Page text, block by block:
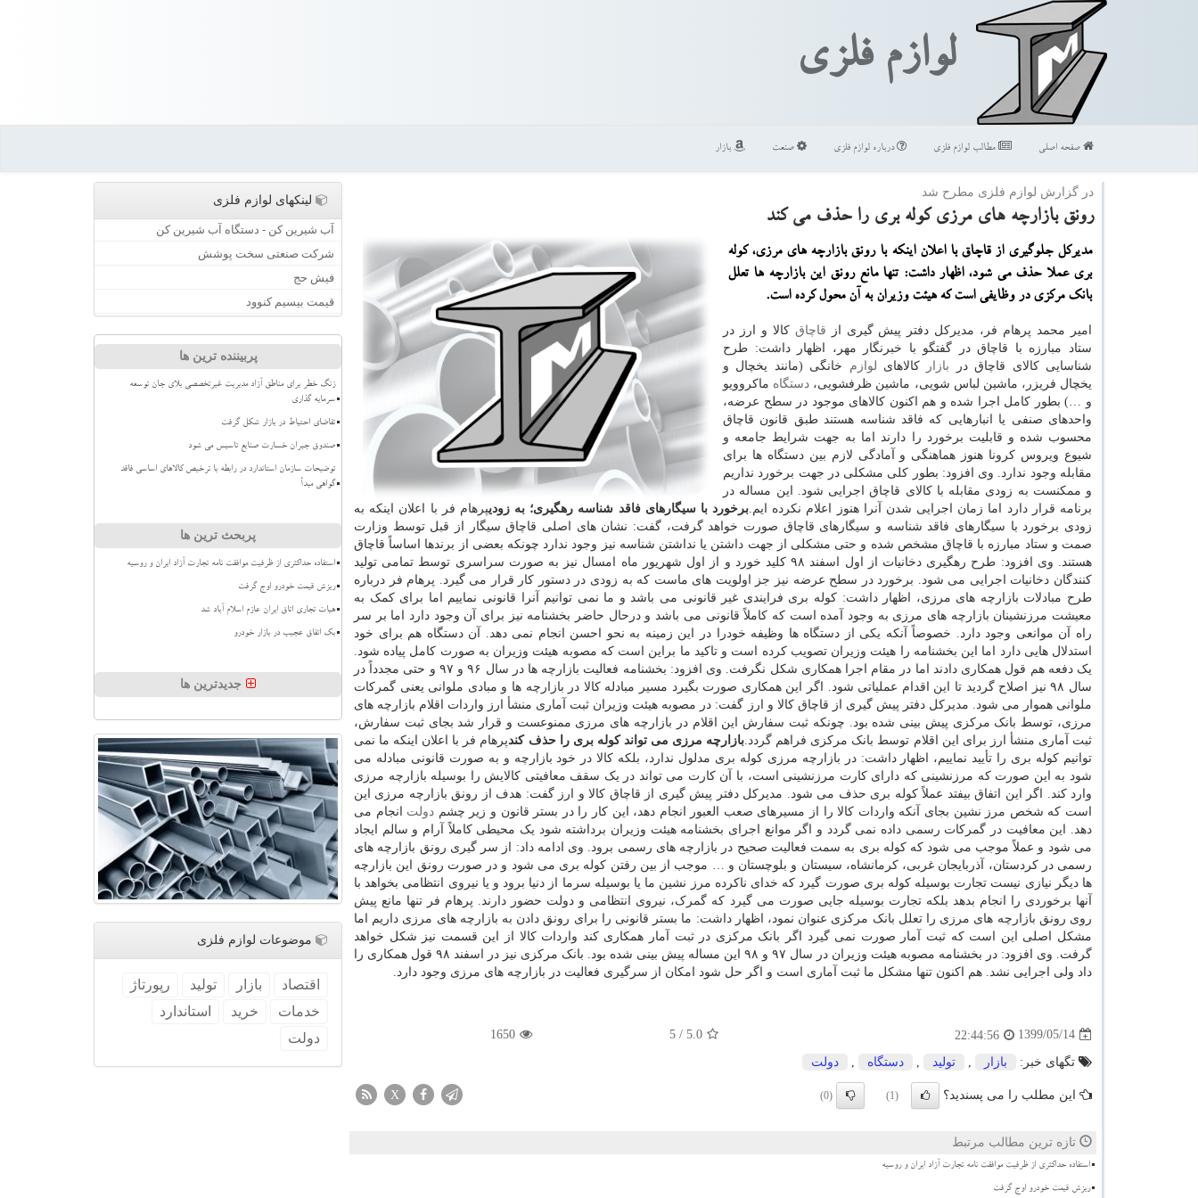
لوازم فلزی
صفحه اصلی مطالب لوازم فلزی درباره لوازم فلزی صنعت بازار
در گزارش لوازم فلزی مطرح شد
رونق بازارچه های مرزی كوله بری را حذف می كند
مدیركل جلوگیری از قاچاق با اعلان اینكه با رونق بازارچه های مرزی، كوله
بری عملا حذف می شود، اظهار داشت: تنها مانع رونق این بازارچه ها تعلل
بانك مركزی در وظایفی است كه هیئت وزیران به آن محول كرده است.
امیر محمد پرهام فر، مدیرکل دفتر پیش گیری از قاچاق کالا و ارز در
ستاد مبارزه با قاچاق در گفتگو با خبرنگار مهر، اظهار داشت: طرح
شناسایی کالای قاچاق در بازار کالاهای لوازم خانگی (مانند یخچال و
یخچال فریزر، ماشین لباس شویی، ماشین ظرفشویی، دستگاه ماکروویو
و …) بطور کامل اجرا شده و هم اکنون کالاهای موجود در سطح عرضه،
واحدهای صنفی یا انبارهایی که فاقد شناسه هستند طبق قانون قاچاق
محسوب شده و قابلیت برخورد را دارند اما به جهت شرایط جامعه و
شیوع ویروس کرونا هنوز هماهنگی و آمادگی لازم بین دستگاه ها برای
مقابله وجود ندارد. وی افزود: بطور کلی مشکلی در جهت برخورد نداریم
و ممکنست به زودی مقابله با کالای قاچاق اجرایی شود. این مساله در
برنامه قرار دارد اما زمان اجرایی شدن آنرا هنوز اعلام نکرده ایم.برخورد با سیگارهای فاقد شناسه رهگیری؛ به زودیپرهام فر با اعلان اینکه به
زودی برخورد با سیگارهای فاقد شناسه و سیگارهای قاچاق صورت خواهد گرفت، گفت: نشان های اصلی قاچاق سیگار از قبل توسط وزارت
صمت و ستاد مبارزه با قاچاق مشخص شده و حتی مشکلی از جهت داشتن یا نداشتن شناسه نیز وجود ندارد چونکه بعضی از برندها اساساً قاچاق
هستند. وی افزود: طرح رهگیری دخانیات از اول اسفند ۹۸ کلید خورد و از اول شهریور ماه امسال نیز به صورت سراسری توسط تمامی تولید
کنندگان دخانیات اجرایی می شود. برخورد در سطح عرضه نیز جز اولویت های ماست که به زودی در دستور کار قرار می گیرد. پرهام فر درباره
طرح مبادلات بازارچه های مرزی، اظهار داشت: کوله بری فرایندی غیر قانونی می باشد و ما نمی توانیم آنرا قانونی نماییم اما برای کمک به
معیشت مرزنشینان بازارچه های مرزی به وجود آمده است که کاملاً قانونی می باشد و درحال حاضر بخشنامه نیز برای آن وجود دارد اما بر سر
راه آن موانعی وجود دارد. خصوصاً آنکه یکی از دستگاه ها وظیفه خودرا در این زمینه به نحو احسن انجام نمی دهد. آن دستگاه هم برای خود
استدلال هایی دارد اما این بخشنامه را هیئت وزیران تصویب کرده است و تاکید ما براین است که مصوبه هیئت وزیران به صورت کامل پیاده شود.
یک دفعه هم قول همکاری دادند اما در مقام اجرا همکاری شکل نگرفت. وی افزود: بخشنامه فعالیت بازارچه ها در سال ۹۶ و ۹۷ و حتی مجدداً در
سال ۹۸ نیز اصلاح گردید تا این اقدام عملیاتی شود. اگر این همکاری صورت بگیرد مسیر مبادله کالا در بازارچه ها و مبادی ملوانی یعنی گمرکات
ملوانی هموار می شود. مدیرکل دفتر پیش گیری از قاچاق کالا و ارز گفت: در مصوبه هیئت وزیران ثبت آماری منشأ ارز واردات اقلام بازارچه های
مرزی، توسط بانک مرکزی پیش بینی شده بود. چونکه ثبت سفارش این اقلام در بازارچه های مرزی ممنوعست و قرار شد بجای ثبت سفارش،
ثبت آماری منشأ ارز برای این اقلام توسط بانک مرکزی فراهم گردد.بازارچه مرزی می تواند کوله بری را حذف کندپرهام فر با اعلان اینکه ما نمی
توانیم کوله بری را تأیید نماییم، اظهار داشت: در بازارچه مرزی کوله بری مدلول ندارد، بلکه کالا در خود بازارچه و به صورت قانونی مبادله می
شود به این صورت که مرزنشینی که دارای کارت مرزنشینی است، با آن کارت می تواند در یک سقف معافیتی کالایش را بوسیله بازارچه مرزی
وارد کند. اگر این اتفاق بیفتد عملاً کوله بری حذف می شود. مدیرکل دفتر پیش گیری از قاچاق کالا و ارز گفت: هدف از رونق بازارچه مرزی این
است که شخص مرز نشین بجای آنکه واردات کالا را از مسیرهای صعب العبور انجام دهد، این کار را در بستر قانون و زیر چشم دولت انجام می
دهد. این معافیت در گمرکات رسمی داده نمی گردد و اگر موانع اجرای بخشنامه هیئت وزیران برداشته شود یک محیطی کاملاً آرام و سالم ایجاد
می شود و عملاً موجب می شود که کوله بری به سمت فعالیت صحیح در بازارچه های رسمی برود. وی ادامه داد: از سر گیری رونق بازارچه های
رسمی در کردستان، آذربایجان غربی، کرمانشاه، سیستان و بلوچستان و … موجب از بین رفتن کوله بری می شود و در صورت رونق این بازارچه
ها دیگر نیازی نیست تجارت بوسیله کوله بری صورت گیرد که خدای ناکرده مرز نشین ما یا بوسیله سرما از دنیا برود و یا نیروی انتظامی بخواهد با
آنها برخوردی را انجام بدهد بلکه تجارت بوسیله جایی صورت می گیرد که گمرک، نیروی انتظامی و دولت حضور دارند. پرهام فر تنها مانع پیش
روی رونق بازارچه های مرزی را تعلل بانک مرکزی عنوان نمود، اظهار داشت: ما بستر قانونی را برای رونق دادن به بازارچه های مرزی داریم اما
مشکل اصلی این است که ثبت آمار صورت نمی گیرد اگر بانک مرکزی در ثبت آمار همکاری کند واردات کالا از این قسمت نیز شکل خواهد
گرفت. وی افزود: در بخشنامه مصوبه هیئت وزیران در سال ۹۷ و ۹۸ این مساله پیش بینی شده بود. بانک مرکزی نیز در اسفند ۹۸ قول همکاری را
داد ولی اجرایی نشد. هم اکنون تنها مشکل ما ثبت آماری است و اگر حل شود امکان از سرگیری فعالیت در بازارچه های مرزی وجود دارد.
1399/05/14
22:44:56
5.0
/ 5
1650
تگهای خبر: بازار تولید دستگاه دولت
این مطلب را می پسندید؟ (1)
(0)
X
تازه ترین مطالب مرتبط
استفاده حداکثری از ظرفیت موافقت نامه تجارت آزاد ایران و روسیه
ریزش قیمت خودرو اوج گرفت
لینکهای لوازم فلزی
آب شیرین کن - دستگاه آب شیرین کن
شرکت صنعتی سخت پوشش
فیش حج
قیمت بیسیم کنوود
پربیننده ترین ها
زنگ خطر برای مناطق آزاد مدیریت غیرتخصصی بلای جان توسعه
سرمایه گذاری
تقاضای احتیاط در بازار شکل گرفت
صندوق جبران خسارت صنایع تاسیس می شود
توضیحات سازمان استاندارد در رابطه با ترخیص کالاهای اساسی فاقد
گواهی مبدأ
پربحث ترین ها
استفاده حداکثری از ظرفیت موافقت نامه تجارت آزاد ایران و روسیه
ریزش قیمت خودرو اوج گرفت
هیات تجاری اتاق ایران عازم اسلام آباد شد
بک اتفاق عجیب در بازار خودرو
جدیدترین ها
موضوعات لوازم فلزی
اقتصاد بازار تولید
رپورتاژ
خدمات
خرید
استاندارد
دولت